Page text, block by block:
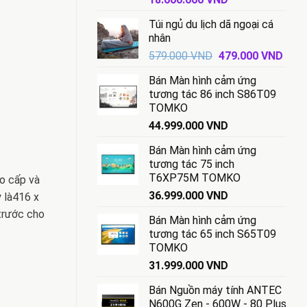
là:
18.500.000 VND.
tại
18.000.000 VND.
Túi ngủ du lịch dã ngoại cá
nhân
579.000VND Giá
là:
579.000 VND.
479.000 VNDGiá
Bán Màn hình cảm ứng
tương tác 86 inch S86T09
TOMKO
44.999.000 VND
Bán Màn hình cảm ứng
tương tác 75 inch
T6XP75M TOMKO
36.999.000 VND
Bán Màn hình cảm ứng
tương tác 65 inch S65T09
TOMKO
31.999.000 VND
Bán Nguồn máy tính ANTEC
N600G Zen - 600W - 80 Plus
cấp và
là416 x
cho